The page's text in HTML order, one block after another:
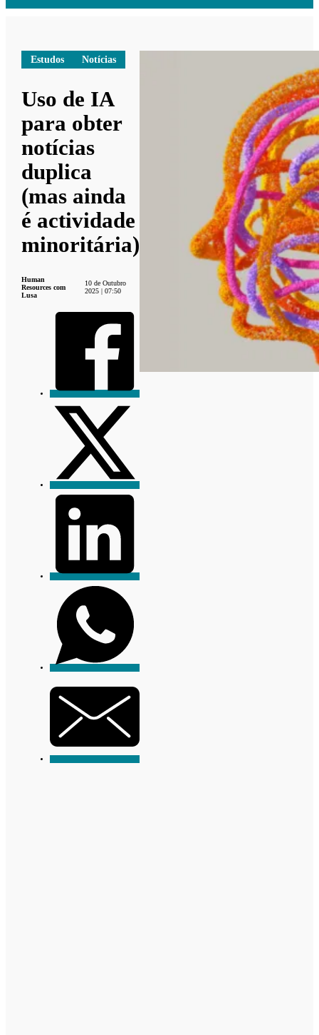
Estudos Notícias
Uso de IA
para obter
notícias
duplica
(mas ainda
é actividade
minoritária)
Human
Resources com
Lusa
10 de Outubro
2025 | 07:50